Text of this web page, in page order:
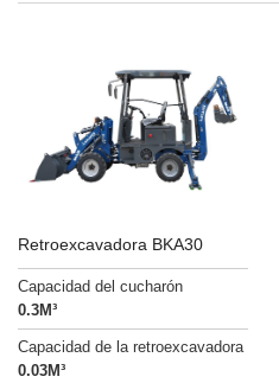
Retroexcavadora BKA30
Capacidad del cucharón
0.3M³
Capacidad de la retroexcavadora
0.03M³